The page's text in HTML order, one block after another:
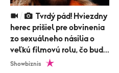
herec prišiel pre obvinenia
zo sexuálneho násilia o
veľkú filmovú rolu, čo bude
nasledovať?
Showbiznis